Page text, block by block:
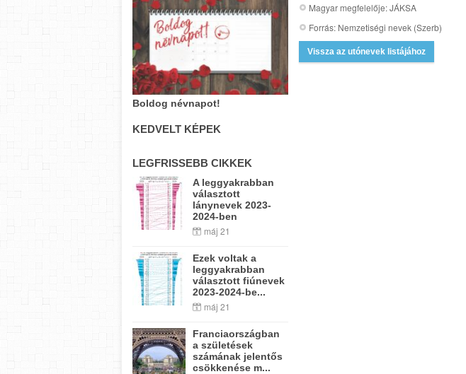
Magyar megfelelője: JÁKSA
Forrás: Nemzetiségi nevek (Szerb)
Vissza az utónevek listájához
Boldog névnapot!
KEDVELT KÉPEK
LEGFRISSEBB CIKKEK
A leggyakrabban
választott
lánynevek 2023-
2024-ben
máj 21
Ezek voltak a
leggyakrabban
választott fiúnevek
2023-2024-be...
máj 21
Franciaországban
a születések
számának jelentős
csökkenése m...